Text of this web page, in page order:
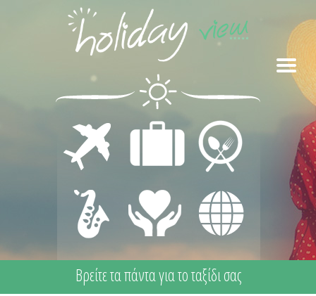
ΜΕΤΑΦΟΡΕΣ ΔΙΑΜΟΝΗ ΕΣΤΙΑΣΗ
ΔΙΑΣΚΕΔΑΣΗ
- ΨΥΧΑΓΩΓΙΑ
ΙΑΤΡΙΚΗ
ΦΡΟΝΤΙΔΑ -
ΠΡΩΤΕΣ
ΒΟΗΘΕΙΕΣ
ΔΙΑΦΟΡΑ